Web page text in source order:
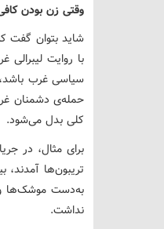
وقتی زن بودن
شاید بتوان گفت
با روایت
سیاسی غرب
حمله‌ی دشمنان
کلی بدل می‌شود.
تریبون‌ها آمدند،
به‌دست موشک‌ها
نداشت.